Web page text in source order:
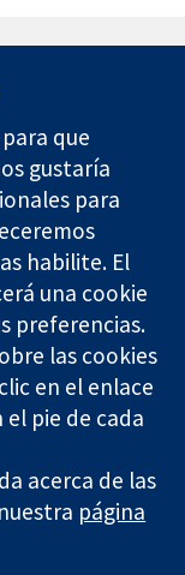
Contacto
Noticias
Prensa
Sobre
nosotros
Empleo
Cochrane
Library
and a
registered in
718 2127 49.
que
gustaría
para
habilite. El
una cookie
preferencias.
las cookies
en el enlace
pie de cada
acerca de las
página